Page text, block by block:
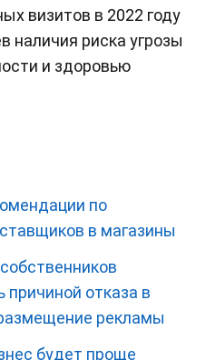
визитов в 2022 году
наличия риска угрозы
и здоровью
по
в магазины
отказа в
рекламы
будет проще